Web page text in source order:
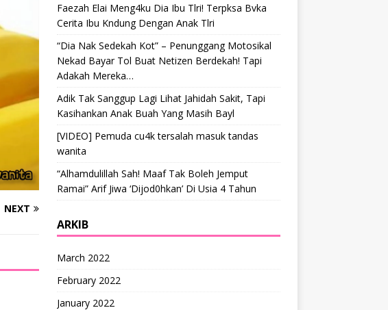
NEXT
Faezah Elai Meng4ku Dia Ibu Tlri! Terpksa Bvka
Cerita Ibu Kndung Dengan Anak Tlri
“Dia Nak Sedekah Kot” – Penunggang Motosikal
Nekad Bayar Tol Buat Netizen Berdekah! Tapi
Adakah Mereka…
Adik Tak Sanggup Lagi Lihat Jahidah Sakit, Tapi
Kasihankan Anak Buah Yang Masih Bayl
[VIDEO] Pemuda cu4k tersalah masuk tandas
wanita
“Alhamdulillah Sah! Maaf Tak Boleh Jemput
Ramai” Arif Jiwa ‘Dijod0hkan’ Di Usia 4 Tahun
ARKIB
March 2022
February 2022
January 2022